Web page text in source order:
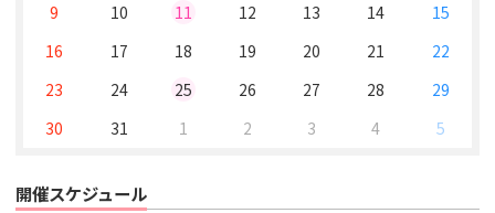
9
10 11 12 13 14
15
16
17 18 19 20 21
22
23
24 25 26 27 28
29
30
31 1 2 3 4 5
開催スケジュール